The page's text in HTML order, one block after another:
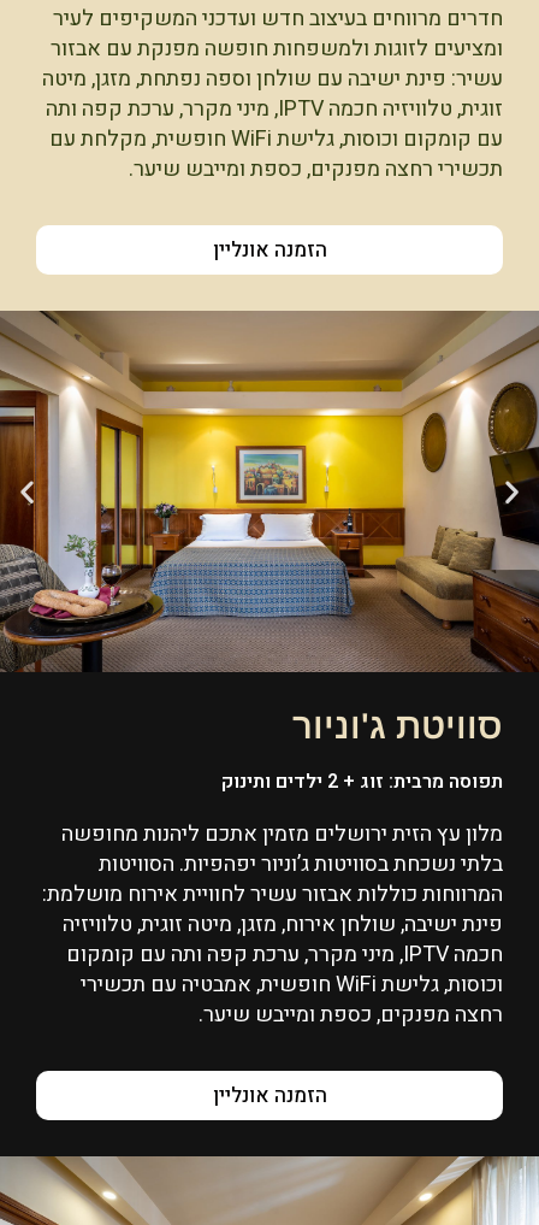
חדרים מרווחים בעיצוב חדש ועדכני המשקיפים לעיר
ומציעים לזוגות ולמשפחות חופשה מפנקת עם אבזור
עשיר: פינת ישיבה עם שולחן וספה נפתחת, מזגן, מיטה
זוגית, טלוויזיה חכמה IPTV, מיני מקרר, ערכת קפה ותה
עם קומקום וכוסות, גלישת WiFi חופשית, מקלחת עם
תכשירי רחצה מפנקים, כספת ומייבש שיער.
הזמנה אונליין
סוויטת ג'וניור
תפוסה מרבית: זוג + 2 ילדים ותינוק
מלון עץ הזית ירושלים מזמין אתכם ליהנות מחופשה
בלתי נשכחת בסוויטות ג’וניור יפהפיות. הסוויטות
המרווחות כוללות אבזור עשיר לחוויית אירוח מושלמת:
פינת ישיבה, שולחן אירוח, מזגן, מיטה זוגית, טלוויזיה
חכמה IPTV, מיני מקרר, ערכת קפה ותה עם קומקום
וכוסות, גלישת WiFi חופשית, אמבטיה עם תכשירי
רחצה מפנקים, כספת ומייבש שיער.
הזמנה אונליין